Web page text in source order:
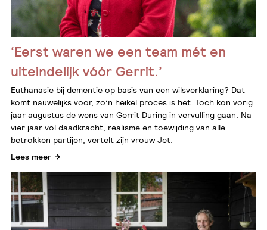
‘Eerst waren we een team mét en
uiteindelijk vóór Gerrit.’
Euthanasie bij dementie op basis van een wilsverklaring? Dat
komt nauwelijks voor, zo’n heikel proces is het. Toch kon vorig
jaar augustus de wens van Gerrit During in vervulling gaan. Na
vier jaar vol daadkracht, realisme en toewijding van alle
betrokken partijen, vertelt zijn vrouw Jet.
Lees meer